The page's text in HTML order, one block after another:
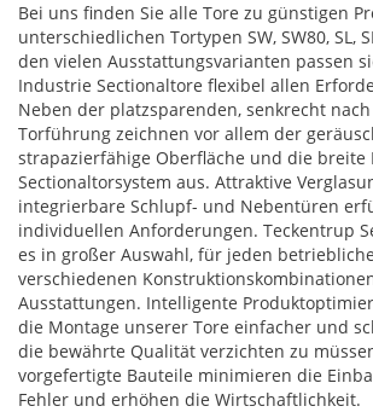
Bei uns finden Sie alle Tore zu günstigen
unterschiedlichen Tortypen SW, SW80, SL,
den vielen Ausstattungsvarianten passen
Industrie Sectionaltore flexibel allen
Neben der platzsparenden, senkrecht
Torführung zeichnen vor allem der
strapazierfähige Oberfläche und die breite
Sectionaltorsystem aus. Attraktive
integrierbare Schlupf- und Nebentüren
individuellen Anforderungen. Teckentrup
es in großer Auswahl, für jeden
verschiedenen
Ausstattungen. Intelligente
die Montage unserer Tore einfacher und
die bewährte Qualität verzichten zu
vorgefertigte Bauteile minimieren die
Fehler und erhöhen die Wirtschaftlichkeit.